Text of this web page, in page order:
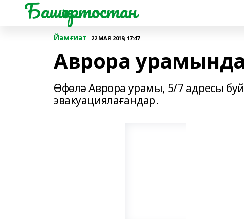
Башҡортостан
Йәмғиәт 22 МАЯ 2019, 17:47
Аврора
Өфөлә Аврора урамы, 5/7 адресы
эвакуациялағандар.